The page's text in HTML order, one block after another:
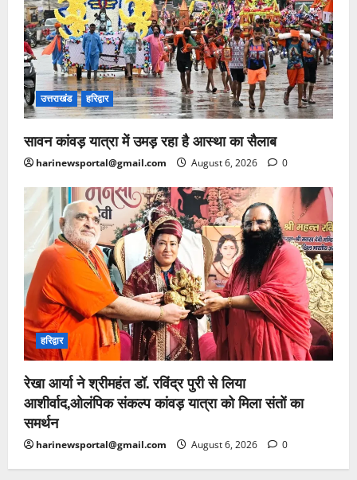
उत्तराखंड हरिद्वार
सावन कांवड़ यात्रा में उमड़ रहा है आस्था का सैलाब
harinewsportal@gmail.com August 6, 2026 0
हरिद्वार
रेखा आर्या ने श्रीमहंत डॉ. रविंद्र पुरी से लिया
आशीर्वाद,ओलंपिक संकल्प कांवड़ यात्रा को मिला संतों का
समर्थन
harinewsportal@gmail.com August 6, 2026 0